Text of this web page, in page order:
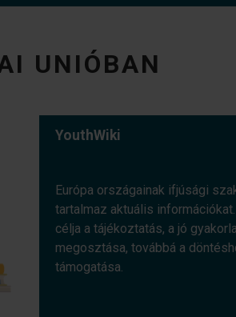
UNIÓBAN
YouthWiki
Európa országainak ifjúsági
tartalmaz aktuális
célja a tájékoztatás, a jó
megosztása, továbbá a
támogatása.